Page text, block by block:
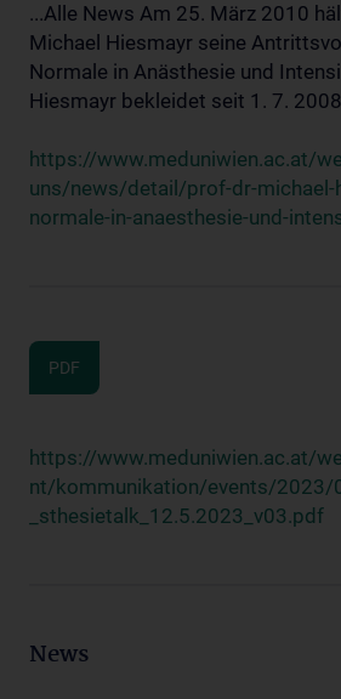
...Alle News Am 25. März 2010
Michael Hiesmayr seine
Normale in Anästhesie und
Hiesmayr bekleidet seit 1. 7.
https://www.meduniwien.ac.at/
uns/news/detail/prof-dr-michael-
normale-in-anaesthesie-und-
PDF
https://www.meduniwien.ac.at/
nt/kommunikation/events/2023/
_sthesietalk_12.5.2023_v03.pdf
News